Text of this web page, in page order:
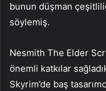
bunun düşman
söylemiş.
Nesmith The Elder
önemli katkılar
Skyrim’de baş